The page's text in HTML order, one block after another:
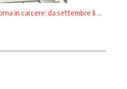
in carcere: da settembre li ...